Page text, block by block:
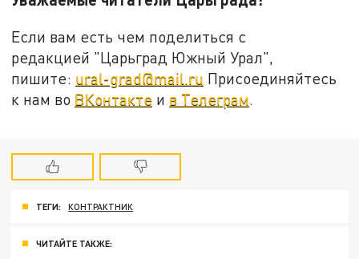
Если вам есть чем поделиться с
редакцией "Царьград Южный Урал",
пишите: ural-grad@mail.ru Присоединяйтесь
к нам во ВКонтакте и в Телеграм
ТЕГИ: КОНТРАКТНИК
ЧИТАЙТЕ ТАКЖЕ: